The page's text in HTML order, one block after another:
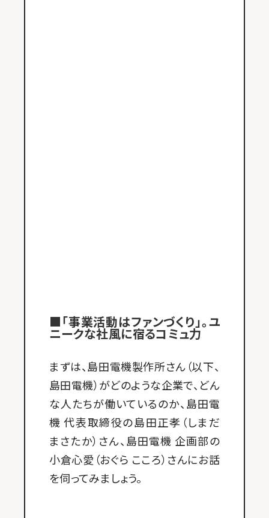
■「事業活動はファンづくり」。ユ
ニークな社風に宿るコミュ力
まずは、島田電機製作所さん（以下、
島田電機）がどのような企業で、どん
な人たちが働いているのか、島田電
機 代表取締役の島田正孝（しまだ
まさたか）さん、島田電機 企画部の
小倉心愛（おぐら こころ）さんにお話
を伺ってみましょう。